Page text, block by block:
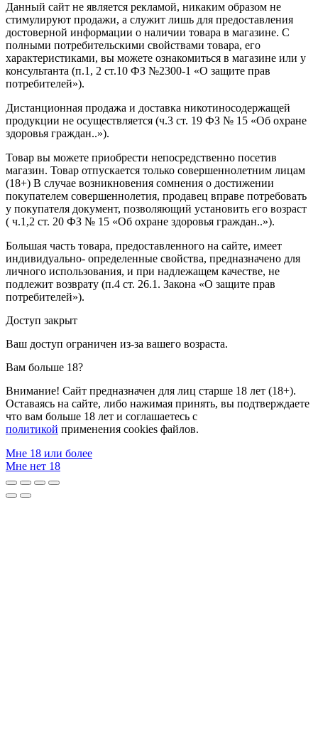
Данный сайт не является рекламой, никаким образом не
стимулируют продажи, а служит лишь для предоставления
достоверной информации о наличии товара в магазине. С
полными потребительскими свойствами товара, его
характеристиками, вы можете ознакомиться в магазине или у
консультанта (п.1, 2 ст.10 ФЗ №2300-1 «О защите прав
потребителей»).
Дистанционная продажа и доставка никотиносодержащей
продукции не осуществляется (ч.3 ст. 19 ФЗ № 15 «Об охране
здоровья граждан..»).
Товар вы можете приобрести непосредственно посетив
магазин. Товар отпускается только совершеннолетним лицам
(18+) В случае возникновения сомнения о достижении
покупателем совершеннолетия, продавец вправе потребовать
у покупателя документ, позволяющий установить его возраст
( ч.1,2 ст. 20 ФЗ № 15 «Об охране здоровья граждан..»).
Большая часть товара, предоставленного на сайте, имеет
индивидуально- определенные свойства, предназначено для
личного использования, и при надлежащем качестве, не
подлежит возврату (п.4 ст. 26.1. Закона «О защите прав
потребителей»).
Доступ закрыт
Ваш доступ ограничен из-за вашего возраста.
Вам больше 18?
Внимание! Сайт предназначен для лиц старше 18 лет (18+).
Оставаясь на сайте, либо нажимая принять, вы подтверждаете
что вам больше 18 лет и соглашаетесь с
политикой применения cookies файлов.
Мне 18 или более
Мне нет 18